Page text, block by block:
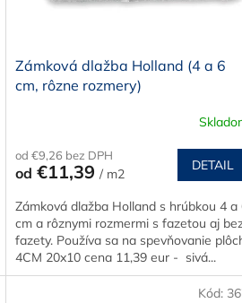
Zámková dlažba Holland (4 a 6
cm, rôzne rozmery)
od €9,26 bez DPH
od €11,39 / m2
DETAIL
Zámková dlažba Holland s hrúbkou 4 a
cm a rôznymi rozmermi s fazetou aj
fazety. Používa sa na spevňovanie
4CM 20x10 cena 11,39 eur - sivá...
Kód: